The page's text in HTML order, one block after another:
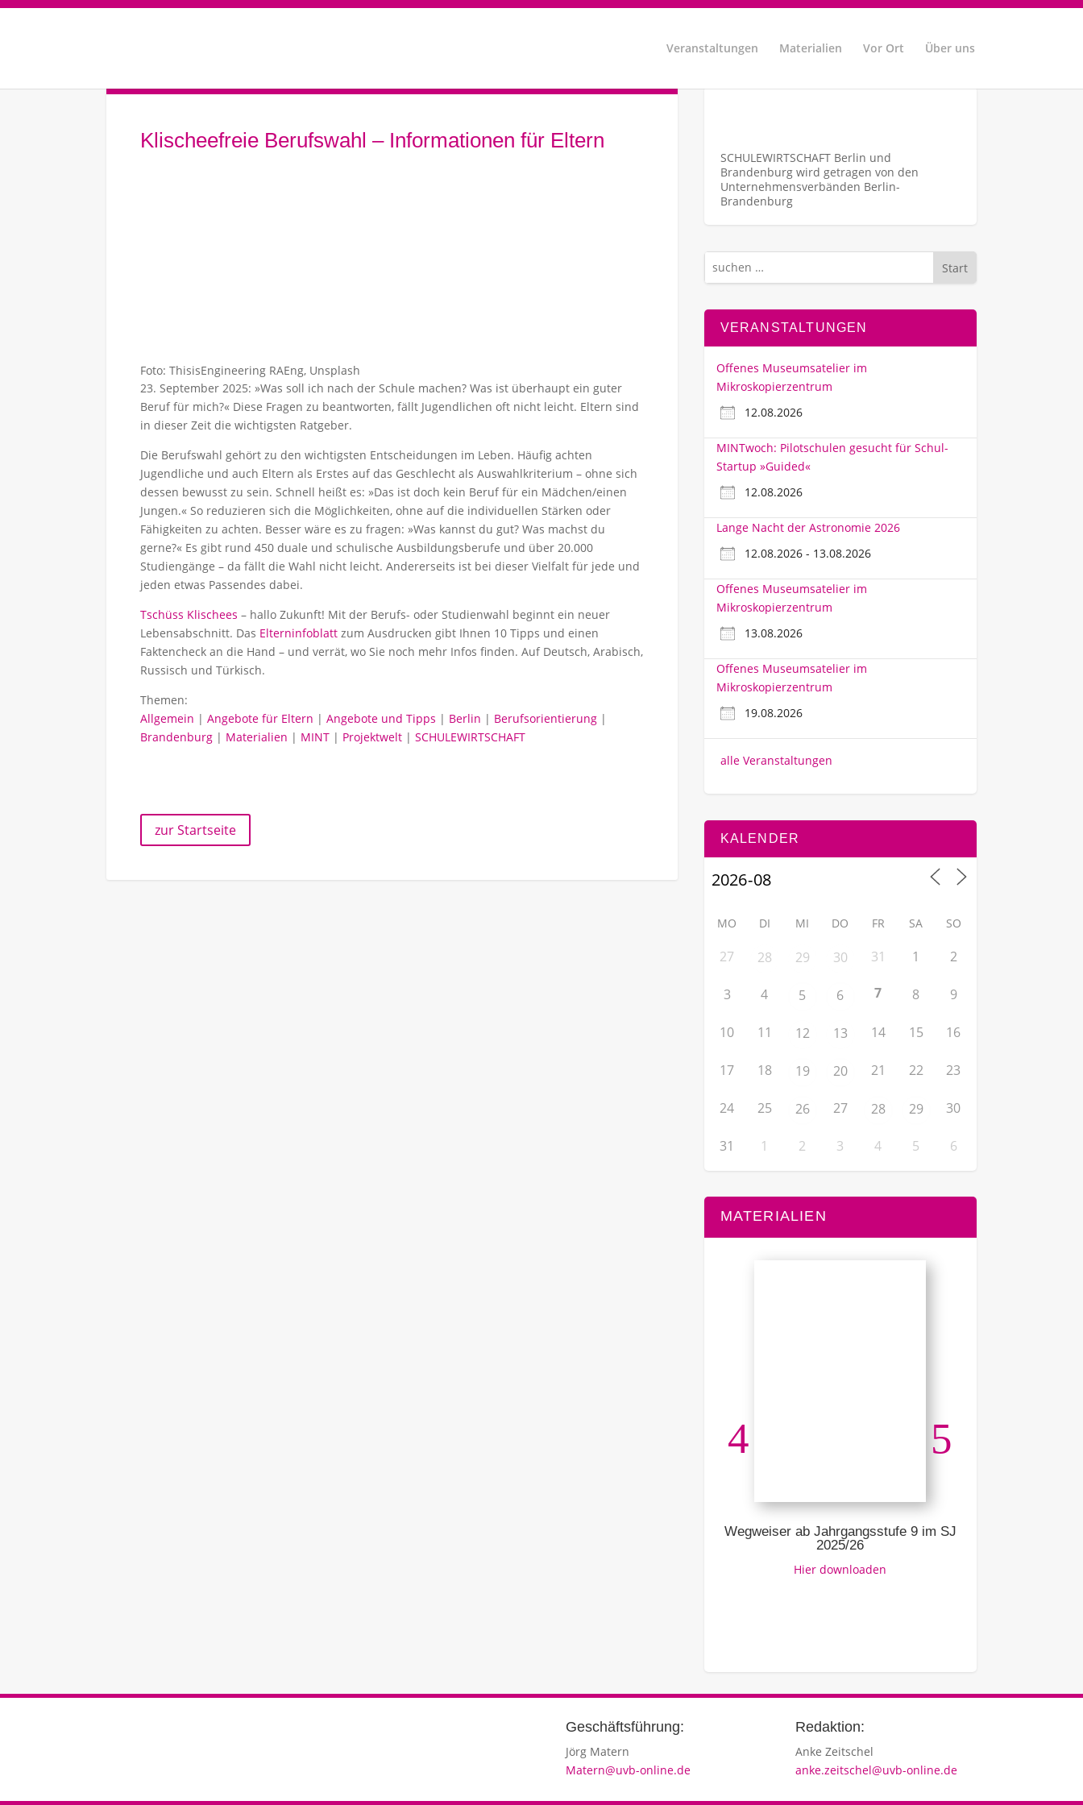
Veranstaltungen Materialien Vor Ort Über uns
Klischeefreie Berufswahl – Informationen für Eltern
Foto: ThisisEngineering RAEng, Unsplash
23. September 2025: »Was soll ich nach der Schule machen? Was ist überhaupt ein guter
Beruf für mich?« Diese Fragen zu beantworten, fällt Jugendlichen oft nicht leicht. Eltern sind
in dieser Zeit die wichtigsten Ratgeber.
Die Berufswahl gehört zu den wichtigsten Entscheidungen im Leben. Häufig achten
Jugendliche und auch Eltern als Erstes auf das Geschlecht als Auswahlkriterium – ohne sich
dessen bewusst zu sein. Schnell heißt es: »Das ist doch kein Beruf für ein Mädchen/einen
Jungen.« So reduzieren sich die Möglichkeiten, ohne auf die individuellen Stärken oder
Fähigkeiten zu achten. Besser wäre es zu fragen: »Was kannst du gut? Was machst du
gerne?« Es gibt rund 450 duale und schulische Ausbildungsberufe und über 20.000
Studiengänge – da fällt die Wahl nicht leicht. Andererseits ist bei dieser Vielfalt für jede und
jeden etwas Passendes dabei.
Tschüss Klischees – hallo Zukunft! Mit der Berufs- oder Studienwahl beginnt ein neuer
Lebensabschnitt. Das Elterninfoblatt zum Ausdrucken gibt Ihnen 10 Tipps und einen
Faktencheck an die Hand – und verrät, wo Sie noch mehr Infos finden. Auf Deutsch, Arabisch,
Russisch und Türkisch.
Themen:
Allgemein | Angebote für Eltern | Angebote und Tipps | Berlin | Berufsorientierung |
Brandenburg | Materialien | MINT | Projektwelt | SCHULEWIRTSCHAFT
zur Startseite
SCHULEWIRTSCHAFT Berlin und
Brandenburg wird getragen von den
Unternehmens­verbänden Berlin-
Brandenburg
Start
VERANSTALTUNGEN
Offenes Museumsatelier im
Mikroskopierzentrum
12.08.2026
MINTwoch: Pilotschulen gesucht für Schul-
Startup »Guided«
12.08.2026
Lange Nacht der Astronomie 2026
12.08.2026 - 13.08.2026
Offenes Museumsatelier im
Mikroskopierzentrum
13.08.2026
Offenes Museumsatelier im
Mikroskopierzentrum
19.08.2026
alle Veranstaltungen
KALENDER
MO DI MI DO FR SA SO
27 28 29 30 31 1 2
3 4 5 6 7 8 9
10 11 12 13 14 15 16
17 18 19 20 21 22 23
24 25 26 27 28 29 30
31 1 2 3 4 5 6
MATERIALIEN
Wegweiser ab Jahrgangsstufe 9 im SJ
2025/26
Hier downloaden
Geschäftsführung:
Jörg Matern
Matern@uvb-online.de
Redaktion:
Anke Zeitschel
anke.zeitschel@uvb-online.de